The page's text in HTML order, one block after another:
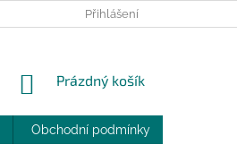
MOJE OBJEDNÁVKA
Přihlášení
NÁKUPNÍ
Prázdný košík
Obchodní podmínky